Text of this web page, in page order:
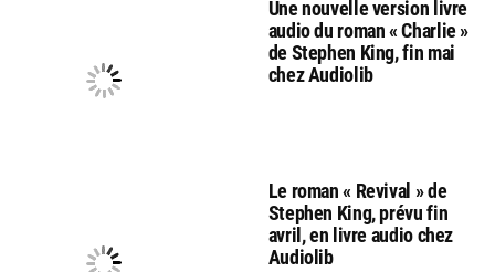
Une nouvelle version livre
audio du roman « Charlie »
de Stephen King, fin mai
chez Audiolib
Le roman « Revival » de
Stephen King, prévu fin
avril, en livre audio chez
Audiolib